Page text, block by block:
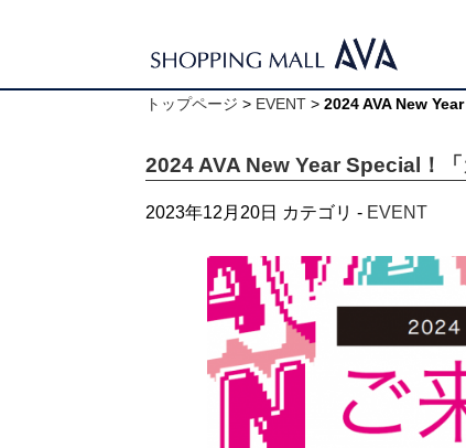
トップページ > EVENT > 2024 AVA New
2024 AVA New Year Special！「
2023年12月20日 カテゴリ - EVENT